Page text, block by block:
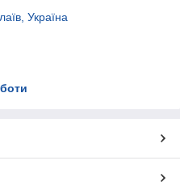
Україна